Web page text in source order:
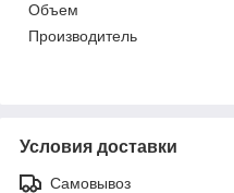
Объем
Производитель
Условия доставки
Самовывоз